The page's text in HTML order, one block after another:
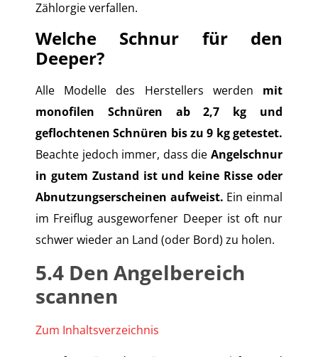
Zählorgie verfallen.
Welche Schnur für den
Deeper?
Alle Modelle des Herstellers werden mit
monofilen Schnüren ab 2,7 kg und
geflochtenen Schnüren bis zu 9 kg getestet.
Beachte jedoch immer, dass die Angelschnur
in gutem Zustand ist und keine Risse oder
Abnutzungserscheinen aufweist. Ein einmal
im Freiflug ausgeworfener Deeper ist oft nur
schwer wieder an Land (oder Bord) zu holen.
5.4 Den Angelbereich
scannen
Zum Inhaltsverzeichnis